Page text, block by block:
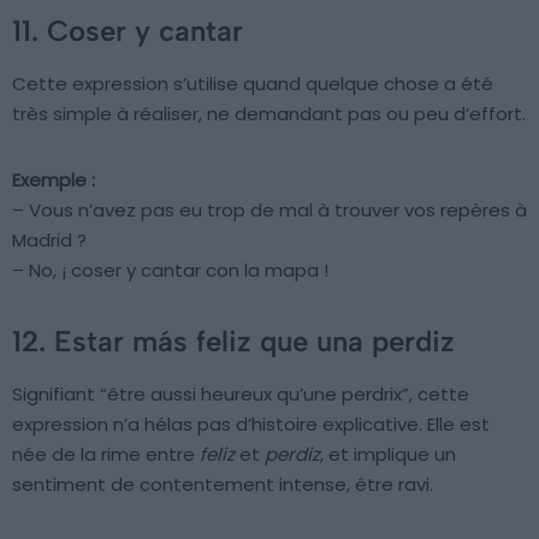
11. Coser y cantar
Cette expression s’utilise quand quelque chose a été
très simple à réaliser, ne demandant pas ou peu d’effort.
Exemple :
– Vous n’avez pas eu trop de mal à trouver vos repères à
Madrid ?
– No, ¡ coser y cantar con la mapa !
12. Estar más feliz que una perdiz
Signifiant “être aussi heureux qu’une perdrix”, cette
expression n’a hélas pas d’histoire explicative. Elle est
née de la rime entre felizet perdiz, et implique un
sentiment de contentement intense, être ravi.